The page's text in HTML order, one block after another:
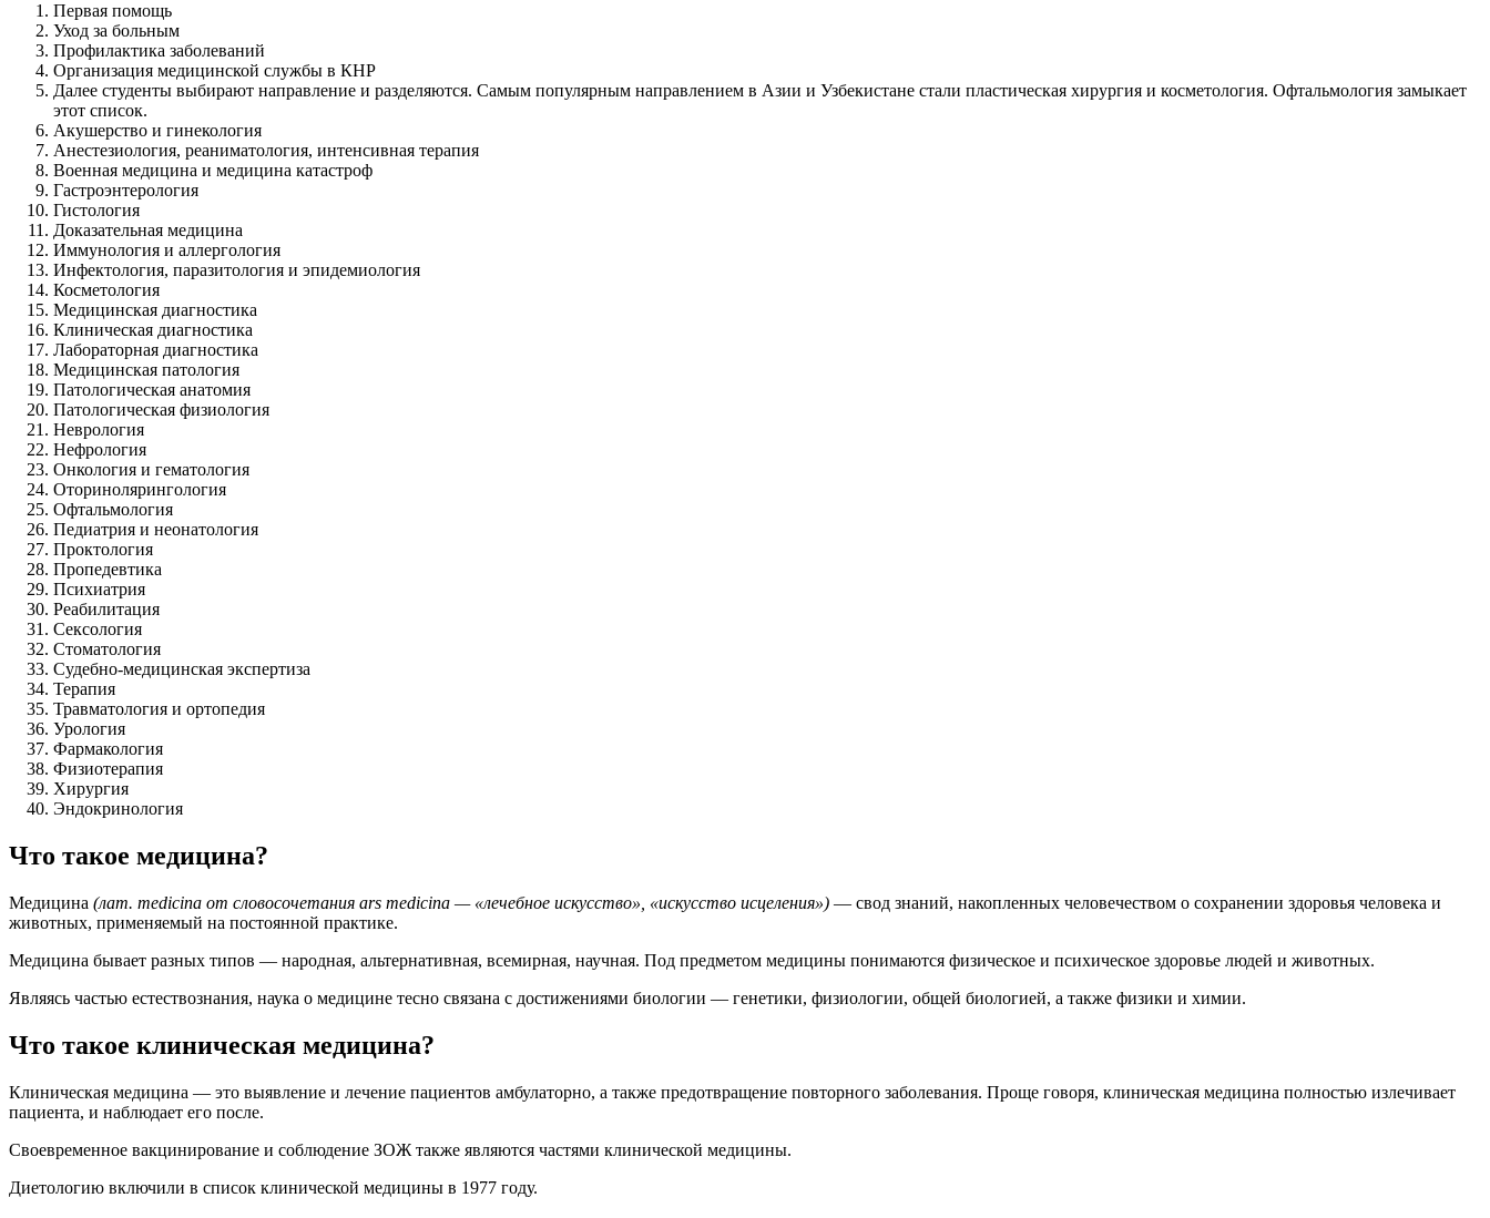
Первая помощь
Уход за больным
Профилактика заболеваний
Организация медицинской службы в КНР
Далее студенты выбирают направление и разделяются. Самым популярным направлением в Азии и Узбекистане стали пластическая хирургия и косметология. Офтальмология замыкает
этот список.
Акушерство и гинекология
Анестезиология, реаниматология, интенсивная терапия
Военная медицина и медицина катастроф
Гастроэнтерология
Гистология
Доказательная медицина
Иммунология и аллергология
Инфектология, паразитология и эпидемиология
Косметология
Медицинская диагностика
Клиническая диагностика
Лабораторная диагностика
Медицинская патология
Патологическая анатомия
Патологическая физиология
Неврология
Нефрология
Онкология и гематология
Оторинолярингология
Офтальмология
Педиатрия и неонатология
Проктология
Пропедевтика
Психиатрия
Реабилитация
Сексология
Стоматология
Судебно-медицинская экспертиза
Терапия
Травматология и ортопедия
Урология
Фармакология
Физиотерапия
Хирургия
Эндокринология
Что такое медицина?
Медицина (лат. medicina от словосочетания ars medicina — «лечебное искусство», «искусство исцеления») — свод знаний, накопленных человечеством о сохранении здоровья человека и
животных, применяемый на постоянной практике.
Медицина бывает разных типов — народная, альтернативная, всемирная, научная. Под предметом медицины понимаются физическое и психическое здоровье людей и животных.
Являясь частью естествознания, наука о медицине тесно связана с достижениями биологии — генетики, физиологии, общей биологией, а также физики и химии.
Что такое клиническая медицина?
Клиническая медицина — это выявление и лечение пациентов амбулаторно, а также предотвращение повторного заболевания. Проще говоря, клиническая медицина полностью излечивает
пациента, и наблюдает его после.
Своевременное вакцинирование и соблюдение ЗОЖ также являются частями клинической медицины.
Диетологию включили в список клинической медицины в 1977 году.